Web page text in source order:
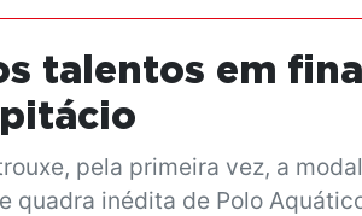
talentos em
pela primeira vez, a
inédita de Polo